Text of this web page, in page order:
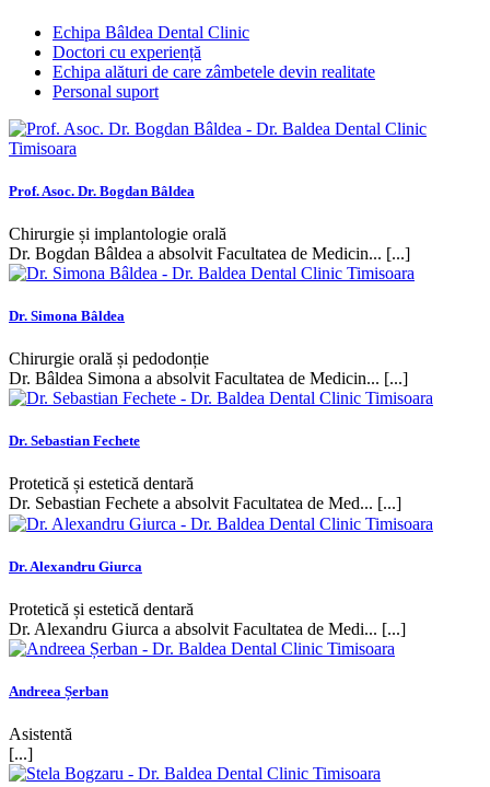
Echipa Bâldea Dental Clinic
Doctori cu experiență
Echipa alături de care zâmbetele devin realitate
Personal suport
Prof. Asoc. Dr. Bogdan Bâldea
Chirurgie și implantologie orală
Dr. Bogdan Bâldea a absolvit Facultatea de Medicin... [...]
Dr. Simona Bâldea
Chirurgie orală și pedodonție
Dr. Bâldea Simona a absolvit Facultatea de Medicin... [...]
Dr. Sebastian Fechete
Protetică și estetică dentară
Dr. Sebastian Fechete a absolvit Facultatea de Med... [...]
Dr. Alexandru Giurca
Protetică și estetică dentară
Dr. Alexandru Giurca a absolvit Facultatea de Medi... [...]
Andreea Șerban
Asistentă
[...]